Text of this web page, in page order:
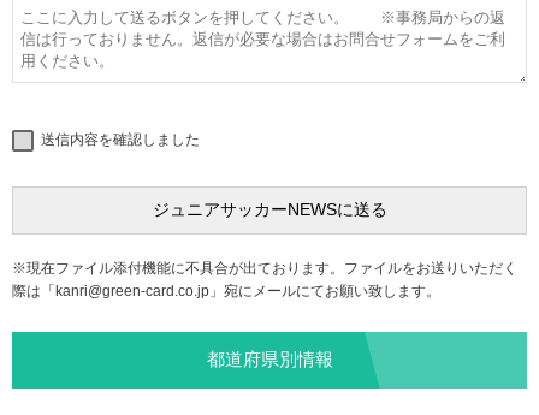
送信内容を確認しました
※現在ファイル添付機能に不具合が出ております。ファイルをお送りいただく
際は「 kanri@green-card.co.jp 」宛にメールにてお願い致します。
都道府県別情報